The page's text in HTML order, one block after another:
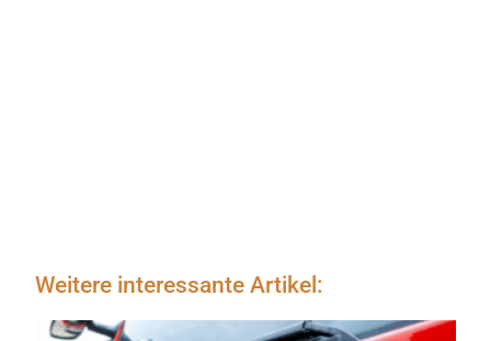
Weitere interessante Artikel: